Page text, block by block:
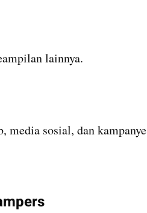
lainnya.
media sosial, dan kampanye